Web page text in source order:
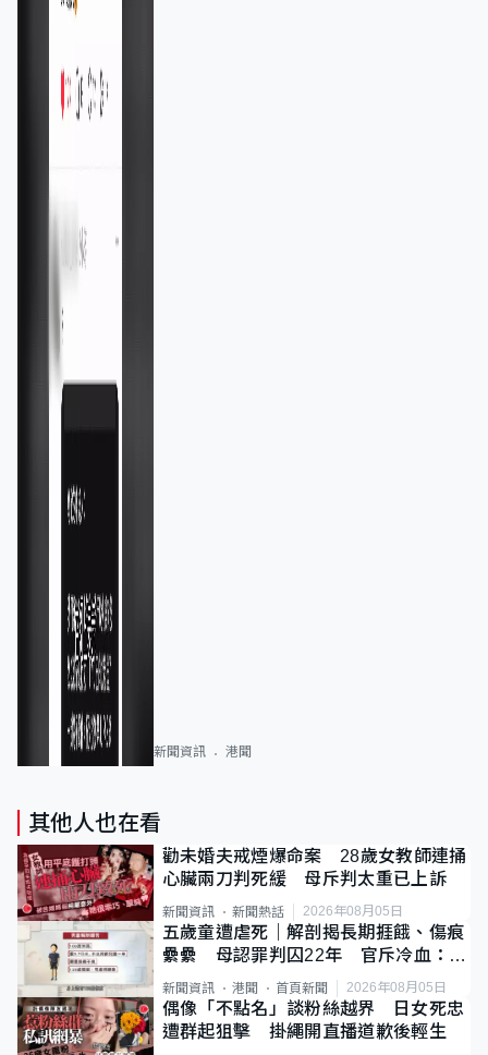
新聞資訊 港聞
其他人也在看
勸未婚夫戒煙爆命案 28歲女教師連捅
心臟兩刀判死緩 母斥判太重已上訴
新聞資訊 新聞熱話 2026年08月05日
五歲童遭虐死｜解剖揭長期捱餓、傷痕
纍纍 母認罪判囚22年 官斥冷血：同
類案最惡劣
新聞資訊 港聞 首頁新聞 2026年08月05日
偶像「不點名」談粉絲越界 日女死忠
遭群起狙擊 掛繩開直播道歉後輕生